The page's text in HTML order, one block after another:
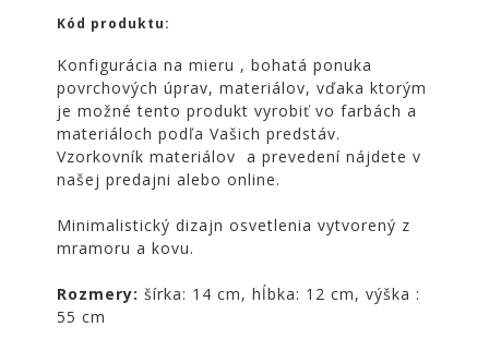
EXTERIÉROVÝ
SVIEČKY
CÔTE
NOIRE
dlažby
Kód produktu:
Konfigurácia na mieru , bohatá ponuka
povrchových úprav, materiálov, vďaka ktorým
je možné tento produkt vyrobiť vo farbách a
materiáloch podľa Vašich predstáv.
Vzorkovník materiálov a prevedení nájdete v
našej predajni alebo online.
Minimalistický dizajn osvetlenia vytvorený z
mramoru a kovu.
Rozmery: šírka: 14 cm, hĺbka: 12 cm, výška :
55 cm